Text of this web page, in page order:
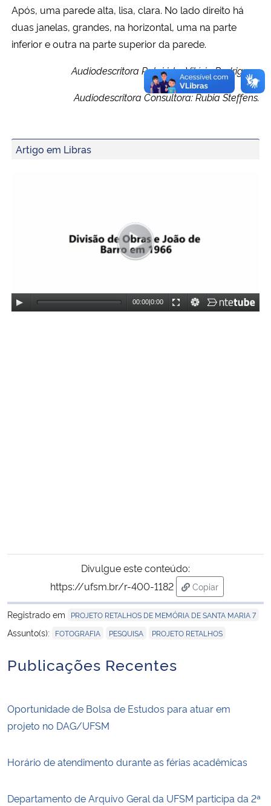
Após, uma parede alta, lisa, clara. No lado direito há
duas janelas, grandes, na horizontal, uma na parte
inferior e outra na parte superior da parede.
Audiodescritora Roteirista: Vitória Rodrigues;
Audiodescritora Consultora: Rubia Steffens.
Artigo em Libras
Divulgue este conteúdo:
https://ufsm.br/r-400-1182
Copiar
para área de
Registrado em
PROJETO RETALHOS DE MEMÓRIA DE SANTA MARIA 7
Assunto(s): FOTOGRAFIA PESQUISA PROJETO RETALHOS
Publicações Recentes
Oportunidade de Bolsa de Estudos para atuar em
projeto no DAG/UFSM
Horário de atendimento durante as férias acadêmicas
Departamento de Arquivo Geral da UFSM participa da 2ª